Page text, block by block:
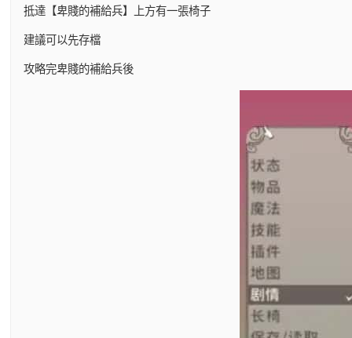
抵達【卑賤的補給兵】上方有一張椅子
建議可以先存檔
攻略完卑賤的補給兵後